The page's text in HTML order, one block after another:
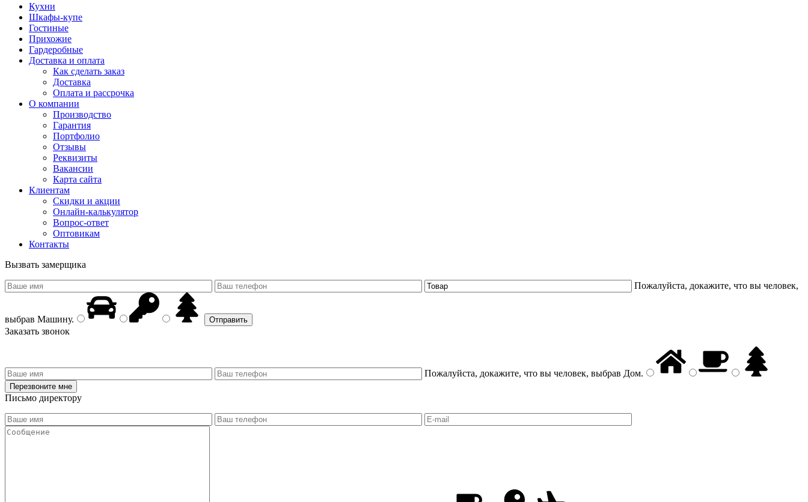
Кухни
Шкафы-купе
Гостиные
Прихожие
Гардеробные
Доставка и оплата
Как сделать заказ
Доставка
Оплата и рассрочка
О компании
Производство
Гарантия
Портфолио
Отзывы
Реквизиты
Вакансии
Карта сайта
Клиентам
Скидки и акции
Онлайн-калькулятор
Вопрос-ответ
Оптовикам
Контакты
Вызвать замерщика
Пожалуйста, докажите, что вы человек,
выбрав Машину.
Заказать звонок
Пожалуйста, докажите, что вы человек, выбрав Дом.
Письмо директору